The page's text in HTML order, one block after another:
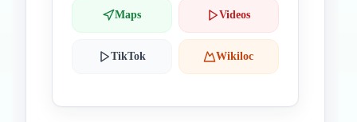
Maps Videos
TikTok Wikiloc